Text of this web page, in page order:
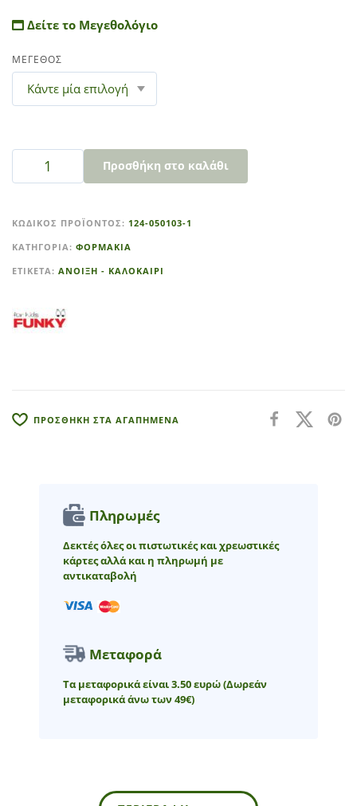
Δείτε το Μεγεθολόγιο
ΜΕΓΕΘΟΣ
Προσθήκη στο καλάθι
t
e
r
t
ΚΩΔΙΚΌΣ ΠΡΟΪΌΝΤΟΣ: 124-050103-1
ΚΑΤΗΓΟΡΊΑ: ΦΟΡΜΑΚΙΑ
ΕΤΙΚΈΤΑ: ΑΝΟΙΞΗ - ΚΑΛΟΚΑΙΡΙ
ΠΡΟΣΘΗΚΗ ΣΤΑ ΑΓΑΠΗΜΕΝΑ
Πληρωμές
Δεκτές όλες οι πιστωτικές και χρεωστικές
κάρτες αλλά και η πληρωμή με
αντικαταβολή
Μεταφορά
Τα μεταφορικά είναι 3.50 ευρώ(Δωρεάν
μεταφορικά άνω των 49€)